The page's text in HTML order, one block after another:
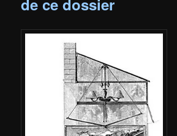
de ce dossier